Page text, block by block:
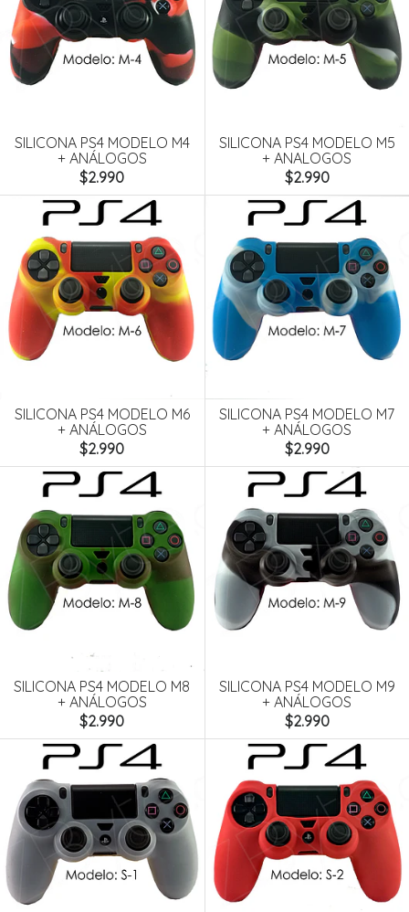
SILICONA PS4 MODELO M4
+ ANÁLOGOS
$2.990
SILICONA PS4 MODELO M5
+ ANALOGOS
$2.990
SILICONA PS4 MODELO M6
+ ANÁLOGOS
$2.990
SILICONA PS4 MODELO M7
+ ANÁLOGOS
$2.990
SILICONA PS4 MODELO M8
+ ANÁLOGOS
$2.990
SILICONA PS4 MODELO M9
+ ANÁLOGOS
$2.990